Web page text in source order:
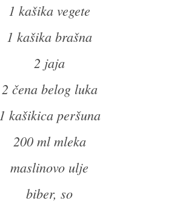
1 kašika vegete
1 kašika brašna
2 jaja
2 čena belog luka
1 kašikica peršuna
200 ml mleka
maslinovo ulje
biber, so